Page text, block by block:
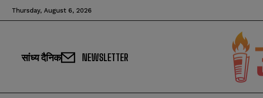
Thursday, August 6, 2026
सांध्य दैनिक NEWSLETTER